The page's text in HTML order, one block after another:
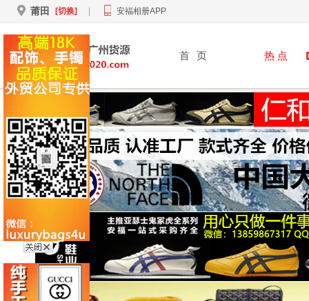
莆田 [切换] 安福相册APP
首 页 热 点